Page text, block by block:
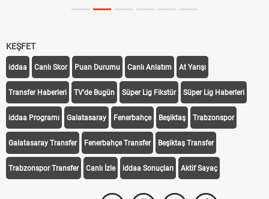
KEŞFET
iddaa Canlı Skor Puan Durumu Canlı Anlatım At Yarışı
Transfer Haberleri TV'de Bugün Süper Lig Fikstür Süper Lig Haberleri
iddaa Programı Galatasaray Fenerbahçe Beşiktaş Trabzonspor
Galatasaray Transfer Fenerbahçe Transfer Beşiktaş Transfer
Trabzonspor Transfer Canlı İzle iddaa Sonuçları Aktif Sayaç